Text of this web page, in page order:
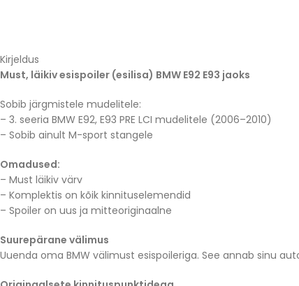
Kirjeldus
Must, läikiv esispoiler (esilisa) BMW E92 E93 jaoks
Sobib järgmistele mudelitele:
– 3. seeria BMW E92, E93 PRE LCI mudelitele (2006–2010)
– Sobib ainult M-sport stangele
Omadused:
– Must läikiv värv
– Komplektis on kõik kinnituselemendid
– Spoiler on uus ja mitteoriginaalne
Suurepärane välimus
Uuenda oma BMW välimust esispoileriga. See annab sinu